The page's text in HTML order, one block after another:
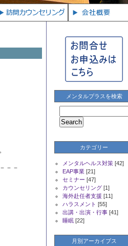
す。
－－
メンタルプラスを検索
カテゴリー
メンタルヘルス対策 [42]
EAP事業 [21]
セミナー [47]
カウンセリング [1]
海外赴任者支援 [11]
ハラスメント [55]
出講・出演・行事 [41]
睡眠 [22]
月別アーカイブス